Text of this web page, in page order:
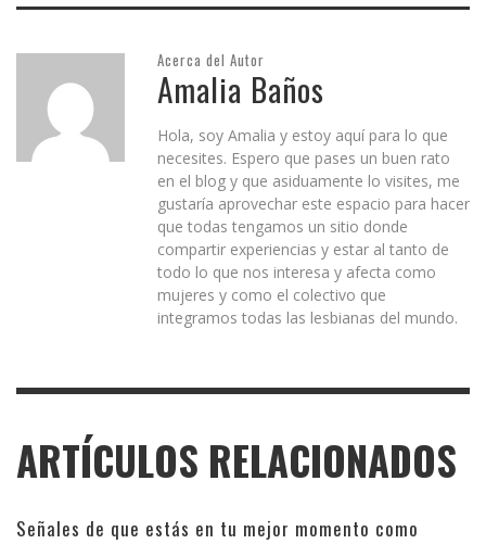
Acerca del Autor
Amalia Baños
Hola, soy Amalia y estoy aquí para lo que
necesites. Espero que pases un buen rato
en el blog y que asiduamente lo visites, me
gustaría aprovechar este espacio para hacer
que todas tengamos un sitio donde
compartir experiencias y estar al tanto de
todo lo que nos interesa y afecta como
mujeres y como el colectivo que
integramos todas las lesbianas del mundo.
ARTÍCULOS RELACIONADOS
Señales de que estás en tu mejor momento como